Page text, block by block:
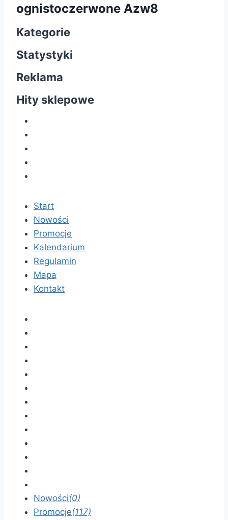
ognistoczerwone Azw8
Kategorie
Statystyki
Reklama
Hity sklepowe
Start
Nowości
Promocje
Kalendarium
Regulamin
Mapa
Kontakt
Nowości(0)
Promocje(117)